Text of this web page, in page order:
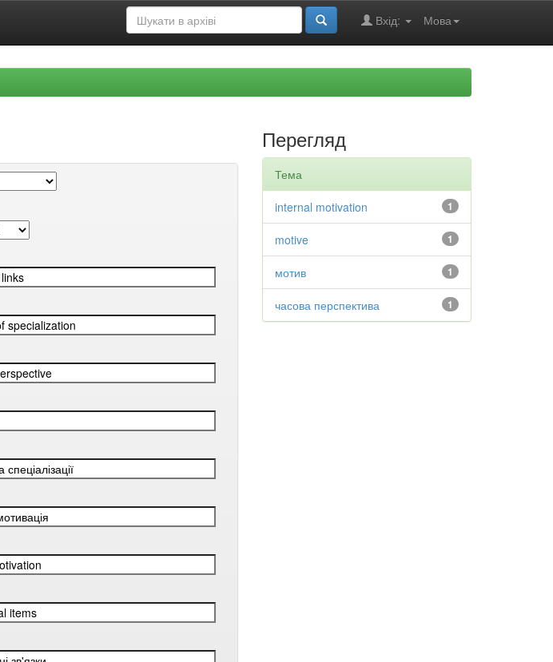
Мова
Вхід:
Перегляд
Тема
1
internal motivation
1
motive
1
мотив
1
часова перспектива